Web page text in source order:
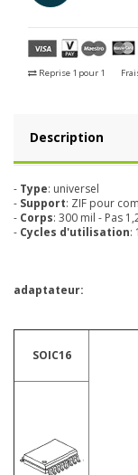
Reprise 1 pour 1 Frais
Description
- Type: universel
- Support: ZIF pour
- Corps: 300 mil - Pas
- Cycles d'utilisation:
Boîtier(s)
adaptateur:
SOIC16